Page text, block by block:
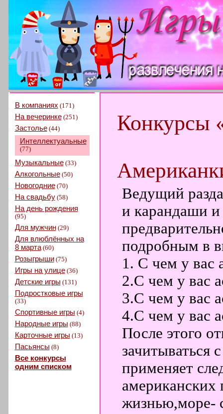
В компаниях (171)
На вечеринке(251)
Застолье(44)
Интеллектуальные
(77)
Музыкальные(33)
Алкогольные(50)
Новогодние(70)
На свадьбу(58)
На день рождения
(95)
Для мужчин(29)
Для влюблённых на
8 марта(60)
Розыгрыши(75)
Игры на улице(36)
Детские игры (131)
Подростковые игры
(33)
Спортивные игры (4)
Народные игры (88)
Карточные игры (13)
Пасьянсы (8)
Все конкурсы
одним списком
Конкурсы
Ведущий
и карандаши и
подробным в
1. С чем у вас
2.С чем у вас
3.С чем у вас
4.С чем у вас
После этого
зачитываться
применяет
американских
жизнью,море-